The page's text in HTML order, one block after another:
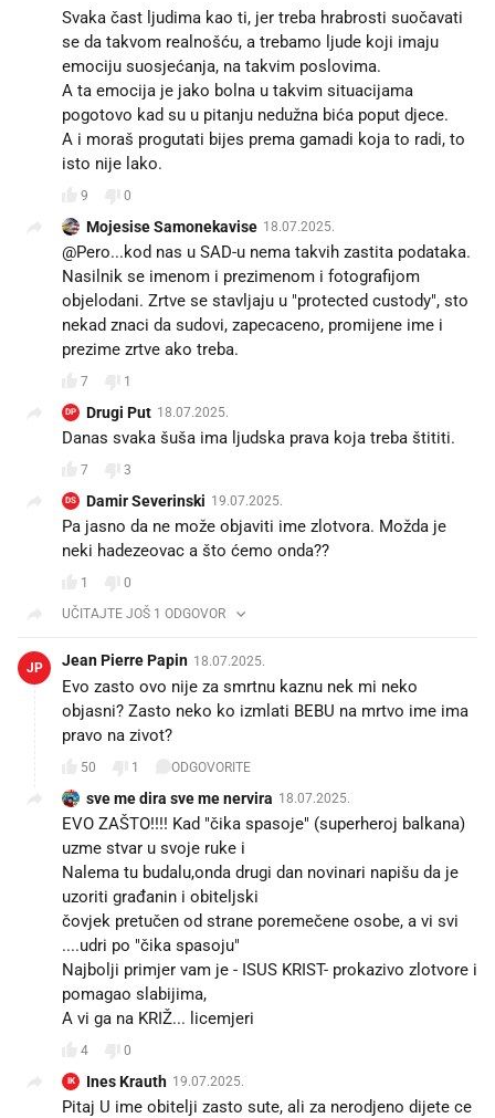
Svaka čast ljudima kao ti, jer treba hrabrosti suočavati
se da takvom realnošću, a trebamo ljude koji imaju
emociju suosjećanja, na takvim poslovima.
A ta emocija je jako bolna u takvim situacijama
pogotovo kad su u pitanju nedužna bića poput djece.
A i moraš progutati bijes prema gamadi koja to radi, to
isto nije lako.
9 0
Mojesise Samonekavise 18.07.2025.
@Pero...kod nas u SAD-u nema takvih zastita podataka.
Nasilnik se imenom i prezimenom i fotografijom
objelodani. Zrtve se stavljaju u "protected custody", sto
nekad znaci da sudovi, zapecaceno, promijene ime i
prezime zrtve ako treba.
7 1
DP Drugi Put 18.07.2025.
Danas svaka šuša ima ljudska prava koja treba štititi.
7 3
DS Damir Severinski 19.07.2025.
Pa jasno da ne može objaviti ime zlotvora. Možda je
neki hadezeovac a što ćemo onda??
1
0
UČITAJTE JOŠ 1 ODGOVOR
JP Jean Pierre Papin 18.07.2025.
Evo zasto ovo nije za smrtnu kaznu nek mi neko
objasni? Zasto neko ko izmlati BEBU na mrtvo ime ima
pravo na zivot?
50 1 ODGOVORITE
sve me dira sve me nervira 18.07.2025.
EVO ZAŠTO!!!! Kad "čika spasoje" (superheroj balkana)
uzme stvar u svoje ruke i
Nalema tu budalu,onda drugi dan novinari napišu da je
uzoriti građanin i obiteljski
čovjek pretučen od strane poremečene osobe, a vi svi
....udri po "čika spasoju"
Najbolji primjer vam je - ISUS KRIST- prokazivo zlotvore i
pomagao slabijima,
A vi ga na KRIŽ... licemjeri
4 0
IK Ines Krauth 19.07.2025.
Pitaj U ime obitelji zasto sute, ali za nerodjeno dijete ce